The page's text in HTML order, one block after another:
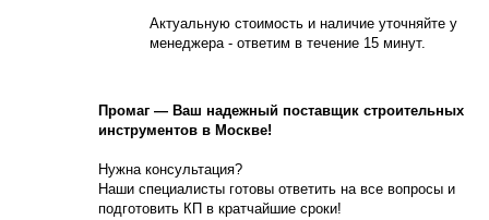
Актуальную стоимость и наличие уточняйте у
менеджера - ответим в течение 15 минут.
Промаг — Ваш надежный поставщик строительных
инструментов в Москве!
Нужна консультация?
Наши специалисты готовы ответить на все вопросы и
подготовить КП в кратчайшие сроки!